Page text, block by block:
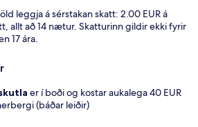
leggja á sérstakan skatt: 2.00 EUR á
allt að 14 nætur. Skatturinn gildir ekki fyrir
17 ára.
er í boði og kostar aukalega 40 EUR
(báðar leiðir)